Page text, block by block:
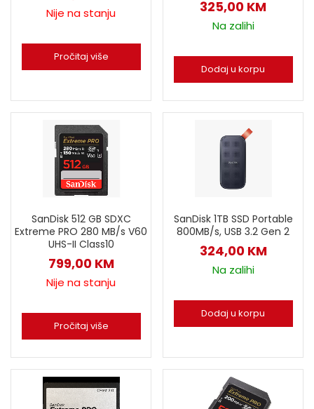
Nije na stanju
Pročitaj više
325,00 KM
Na zalihi
Dodaj u korpu
SanDisk 512 GB SDXC
Extreme PRO 280 MB/s V60
UHS-II Class10
799,00 KM
Nije na stanju
Pročitaj više
SanDisk 1TB SSD Portable
800MB/s, USB 3.2 Gen 2
324,00 KM
Na zalihi
Dodaj u korpu